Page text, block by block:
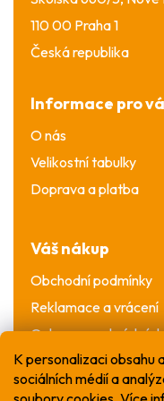
K personalizaci obsahu
sociálních médií a
110 00 Praha 1
Česká republika
Informace pro
O nás
Velikostní tabulky
Doprava a platba
Váš nákup
Obchodní podmínky
Reklamace a vrácení
Ochrana osobních